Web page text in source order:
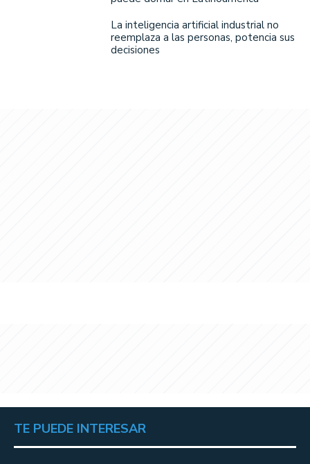
La inteligencia artificial industrial no
reemplaza a las personas, potencia sus
decisiones
TE PUEDE INTERESAR